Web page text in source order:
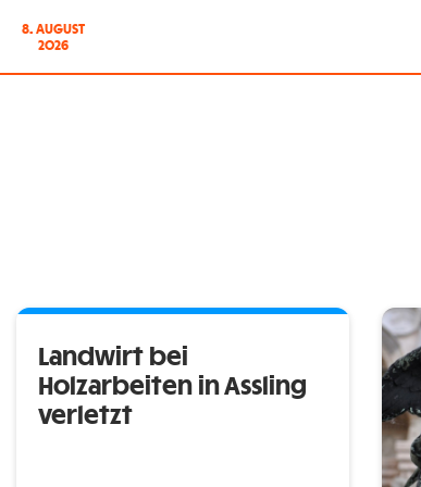
8. AUGUST
2026
Landwirt bei
Holzarbeiten in Assling
verletzt